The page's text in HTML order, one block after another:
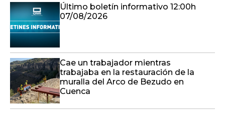
Último boletín informativo 12:00h
07/08/2026
Cae un trabajador mientras
trabajaba en la restauración de la
muralla del Arco de Bezudo en
Cuenca